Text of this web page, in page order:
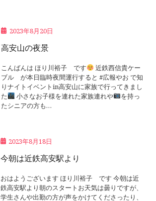
2023年8月20日
高安山の夜景
こんばんは ほり川裕子 です
近鉄西信貴ケー
ブル が本日臨時夜間運行すると #広報やお で知
りナイトイベントin高安山に家族で行ってきまし
た
小さなお子様を連れた家族連れや
を持っ
たシニアの方も…
2023年8月18日
今朝は近鉄高安駅より
おはようございます ほり川裕子 です 今朝は近
鉄高安駅より朝のスタートお天気は曇りですが、
学生さんや出勤の方が声をかけてくださったり、